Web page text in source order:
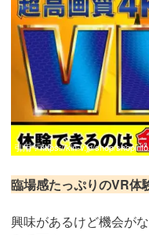
引用：https://kin-v.jp/shop/
臨場感たっぷりのVR体
興味があるけど機会が